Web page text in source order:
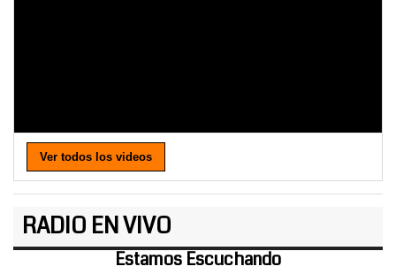
Ver todos los videos
RADIO EN VIVO
Estamos Escuchando